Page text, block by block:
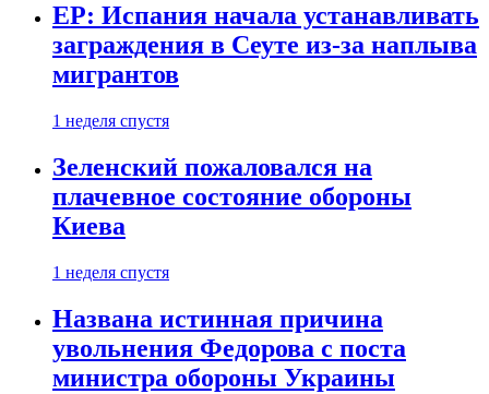
EP: Испания начала устанавливать
заграждения в Сеуте из-за наплыва
мигрантов
1 неделя спустя
Зеленский пожаловался на
плачевное состояние обороны
Киева
1 неделя спустя
Названа истинная причина
увольнения Федорова с поста
министра обороны Украины